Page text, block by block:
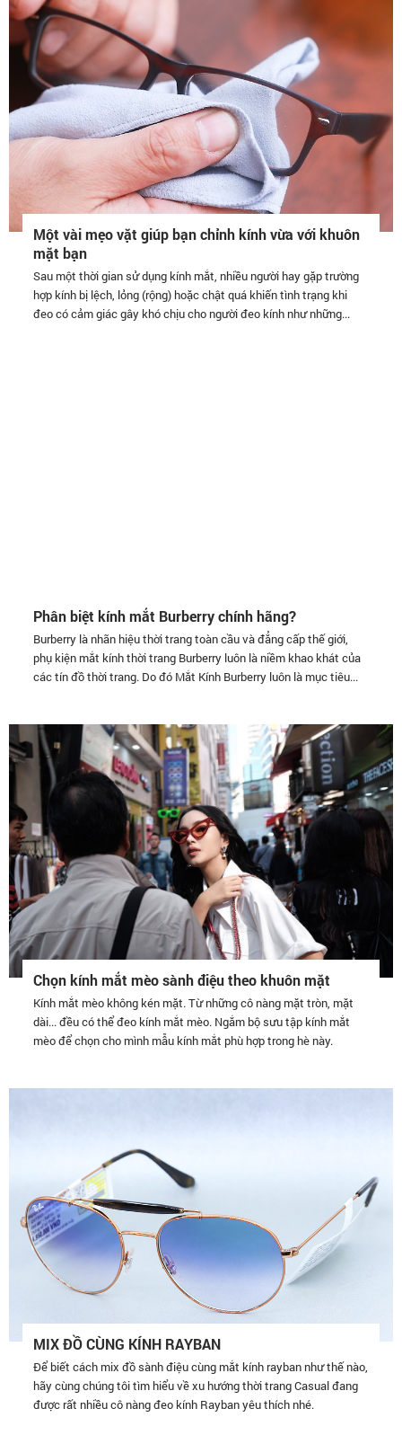
Một vài mẹo vặt giúp bạn chỉnh kính vừa với khuôn
mặt bạn
Sau một thời gian sử dụng kính mắt, nhiều người hay gặp trường
hợp kính bị lệch, lỏng (rộng) hoặc chật quá khiến tình trạng khi
đeo có cảm giác gây khó chịu cho người đeo kính như những...
Phân biệt kính mắt Burberry chính hãng?
Burberry là nhãn hiệu thời trang toàn cầu và đẳng cấp thế giới,
phụ kiện mắt kính thời trang Burberry luôn là niềm khao khát của
các tín đồ thời trang. Do đó Mắt Kính Burberry luôn là mục tiêu...
Chọn kính mắt mèo sành điệu theo khuôn mặt
Kính mắt mèo không kén mặt. Từ những cô nàng mặt tròn, mặt
dài... đều có thể đeo kính mắt mèo. Ngắm bộ sưu tập kính mắt
mèo để chọn cho mình mẫu kính mắt phù hợp trong hè này.
MIX ĐỒ CÙNG KÍNH RAYBAN
Để biết cách mix đồ sành điệu cùng mắt kính rayban như thế nào,
hãy cùng chúng tôi tìm hiểu về xu hướng thời trang Casual đang
được rất nhiều cô nàng đeo kính Rayban yêu thích nhé.